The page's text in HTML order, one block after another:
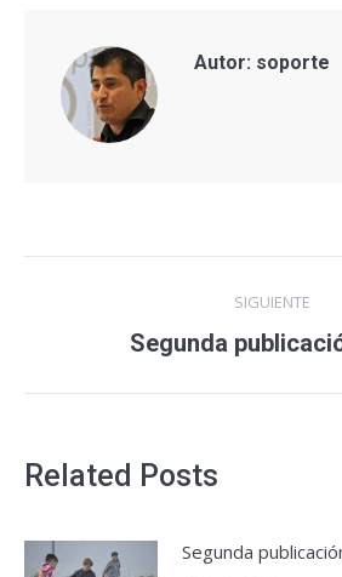
Autor: soporte
SIGUIENTE
Segunda
Related Posts
Segunda